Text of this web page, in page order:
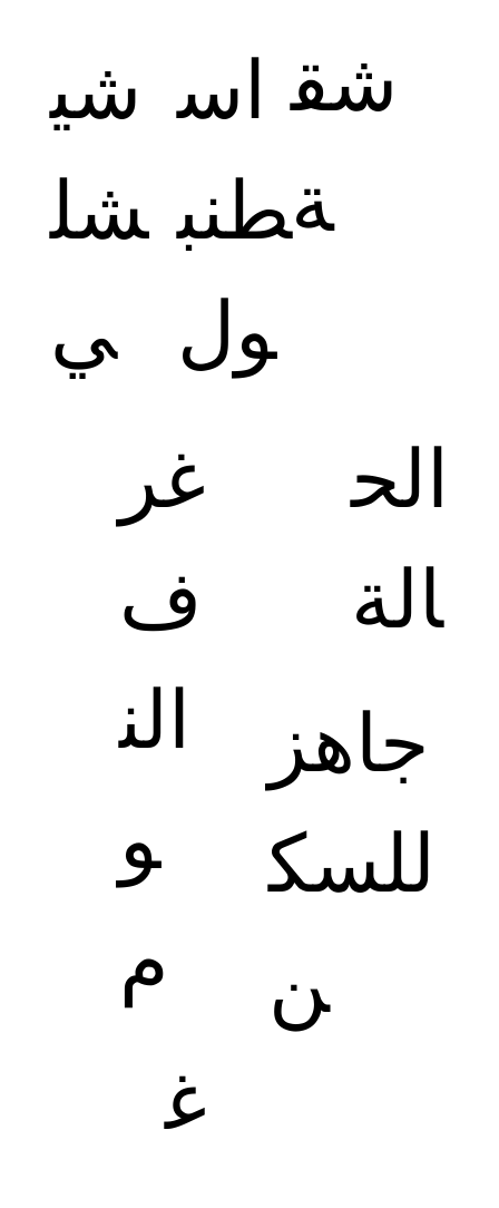
شي
شل
ي
اس
طنب
ول
شق
ة
غر
ف
الن
و
م
غ
الح
الة
جاهز
للسك
ن